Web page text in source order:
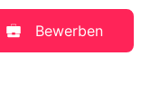
Bewerben